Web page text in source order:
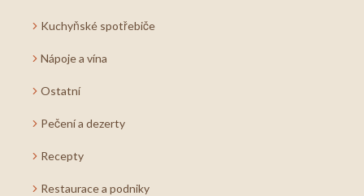
Kuchyňské spotřebiče
Nápoje a vína
Ostatní
Pečení a dezerty
Recepty
Restaurace a podniky